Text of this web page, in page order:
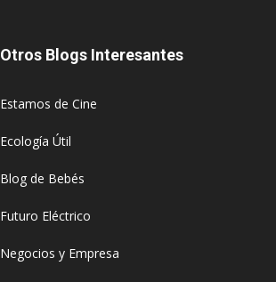
Otros Blogs Interesantes
Estamos de Cine
Ecología Útil
Blog de Bebés
Futuro Eléctrico
Negocios y Empresa